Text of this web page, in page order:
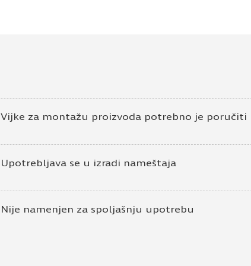
Vijke za montažu proizvoda potrebno je poručiti
Upotrebljava se u izradi nameštaja
Nije namenjen za spoljašnju upotrebu